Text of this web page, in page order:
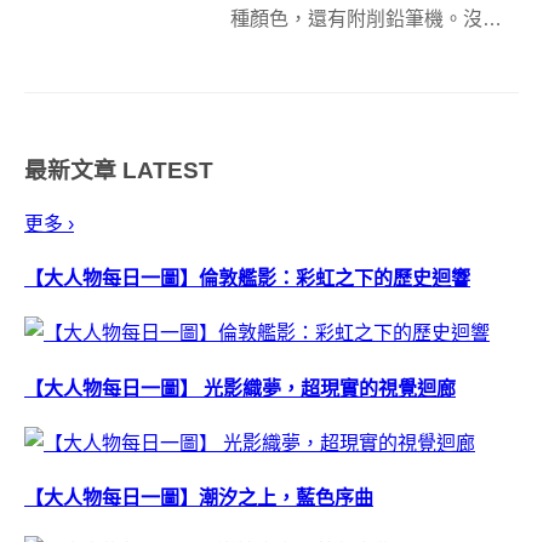
種顏色，還有附削鉛筆機。沒
最新文章 LATEST
更多 ›
【大人物每日一圖】倫敦艦影：彩虹之下的歷史迴響
【大人物每日一圖】 光影織夢，超現實的視覺迴廊
【大人物每日一圖】潮汐之上，藍色序曲